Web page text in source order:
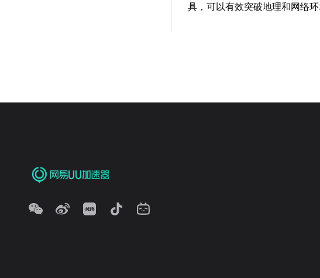
具，可以有效突破地理和网络